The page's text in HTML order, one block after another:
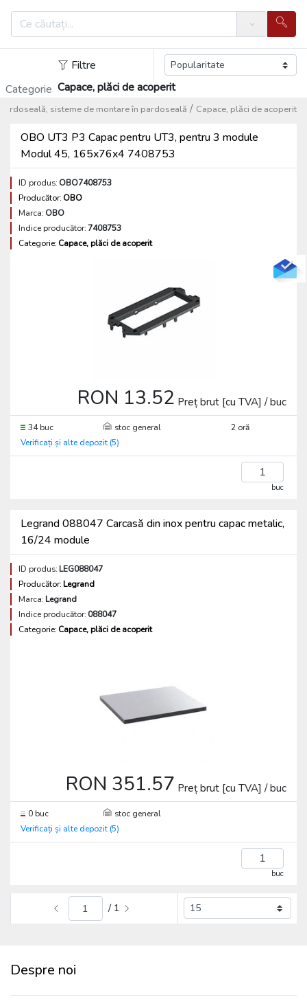
Search
Filtre
Categorie Capace, plăci de acoperit
Capace, plăci de acoperit
/
sisteme de montare în pardoseală
OBO UT3 P3 Capac pentru UT3, pentru 3 module
Modul 45, 165x76x4 7408753
ID produs: OBO7408753
Producător: OBO
Marca: OBO
Indice producător:7408753
Categorie: Capace, plăci de acoperit
RON 13.52 Preț brut [cu TVA] / buc
34 buc stoc general
2 oră
Verificați și alte depozit (5)
buc
Legrand 088047 Carcasă din inox pentru capac metalic,
16/24 module
ID produs:LEG088047
Producător:Legrand
Marca:Legrand
Indice producător: 088047
Categorie: Capace, plăci de acoperit
RON 351.57 Preț brut [cu TVA] / buc
0 buc
stoc general
Verificați și alte depozit (5)
buc
/ 1
Despre noi